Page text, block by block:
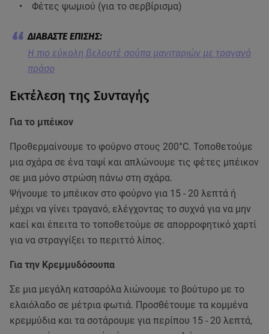
• Φέτες ψωμιού (για το σερβίρισμα)
Η πιο εύκολη βελουτέ σούπα μανιταριών με τραγανό
πράσο
Εκτέλεση της Συνταγής
Για το μπέικον
Προθερμαίνουμε το φούρνο στους 200°C. Τοποθετούμε
μια σχάρα σε ένα ταψί και απλώνουμε τις φέτες μπέικον
σε μια μόνο στρώση πάνω στη σχάρα.
Ψήνουμε το μπέικον στο φούρνο για 15 - 20 λεπτά ή
μέχρι να γίνει τραγανό, ελέγχοντας το συχνά για να μην
καεί και έπειτα το τοποθετούμε σε απορροφητικό χαρτί
για να στραγγίξει το περιττό λίπος.
Για την Κρεμμυδόσουπα
Σε μια μεγάλη κατσαρόλα λιώνουμε το βούτυρο με το
ελαιόλαδο σε μέτρια φωτιά. Προσθέτουμε τα κομμένα
κρεμμύδια και τα σοτάρουμε για περίπου 15 - 20 λεπτά,